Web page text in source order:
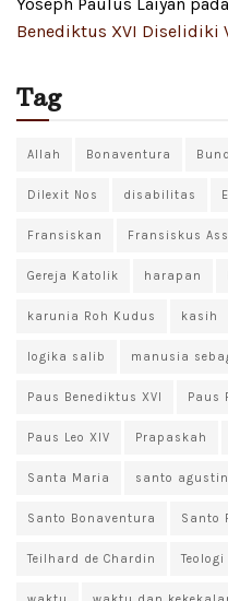
Benediktus XVI Diselidiki
Tag
Allah Bonaventura
Dilexit Nos disabilitas
Fransiskan Fransiskus
Gereja Katolik harapan
karunia Roh Kudus kasih
logika salib manusia
Paus Benediktus XVI Paus
Paus Leo XIV Prapaskah
Santa Maria santo
Santo Bonaventura Santo
Teilhard de Chardin Teologi